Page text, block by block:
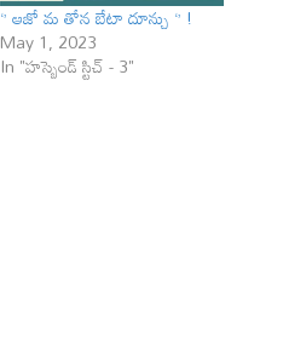
‘’ ఆజో మ తోన బేటా దూన్చు ‘’ !
May 1, 2023
In "హస్బెండ్ స్టిచ్ - 3"